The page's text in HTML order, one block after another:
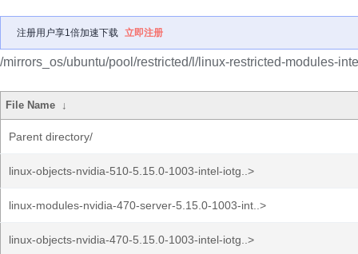
注册用户享1倍加速下载 立即注册
/mirrors_os/ubuntu/pool/restricted/l/linux-restricted-modules-
File Name ↓
Parent directory/
linux-objects-nvidia-510-5.15.0-1003-intel-iotg..>
linux-modules-nvidia-470-server-5.15.0-1003-int..>
linux-objects-nvidia-470-5.15.0-1003-intel-iotg..>